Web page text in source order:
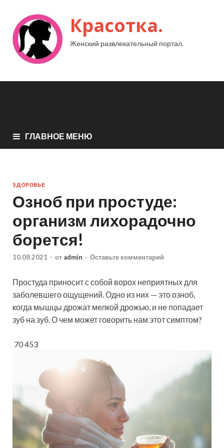
Красотка.
Женский развлекательный портал.
ГЛАВНОЕ МЕНЮ
ЗДОРОВЬЕ
Озноб при простуде:
организм лихорадочно
борется!
10.08.2021 - от admin - Оставьте комментарий
Простуда приносит с собой ворох неприятных для
заболевшего ощущений. Одно из них — это озноб,
когда мышцы дрожат мелкой дрожью, и не попадает
зуб на зуб. О чем может говорить нам этот симптом?
70 453